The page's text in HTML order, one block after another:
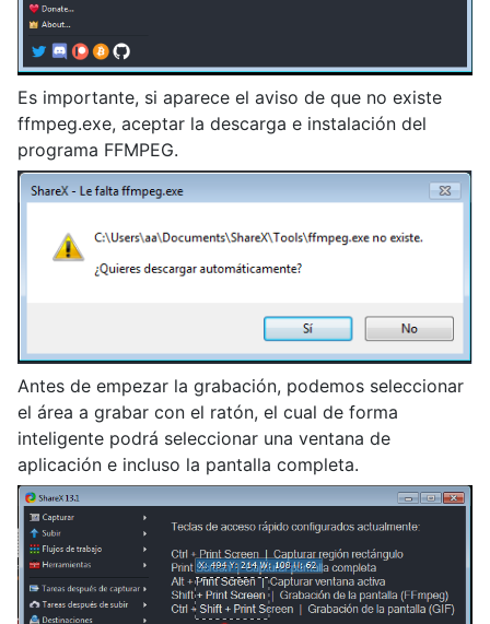
Es importante, si aparece el aviso de que no existe
ffmpeg.exe, aceptar la descarga e instalación del
programa FFMPEG.
Antes de empezar la grabación, podemos seleccionar
el área a grabar con el ratón, el cual de forma
inteligente podrá seleccionar una ventana de
aplicación e incluso la pantalla completa.